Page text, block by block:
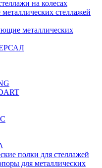
на колесах
стеллажей
металлических
полки для стеллажей
для металлических